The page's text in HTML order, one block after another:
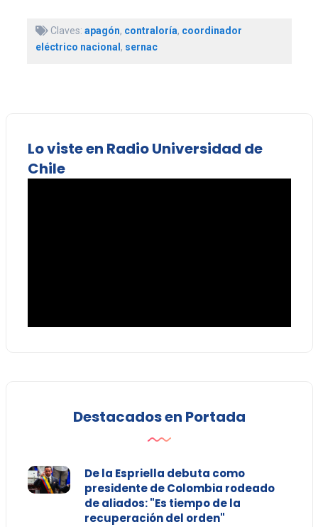
Claves: apagón, contraloría, coordinador
eléctrico nacional , sernac
Lo viste en Radio Universidad de
Chile
Destacados en Portada
De la Espriella debuta como
presidente de Colombia rodeado
de aliados: "Es tiempo de la
recuperación del orden"